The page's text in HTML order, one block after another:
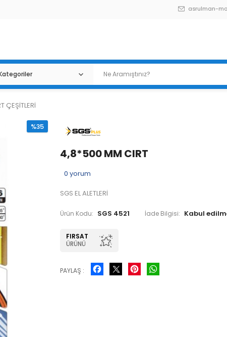
asrulman-
ÇEŞİTLERİ
%35
4,8*500 MM CIRT
0 yorum
SGS EL ALETLERİ
Ürün Kodu: SGS 4521 İade Bilgisi:
FIRSAT
ÜRÜNÜ
PAYLAŞ :
Facebook Pinterest